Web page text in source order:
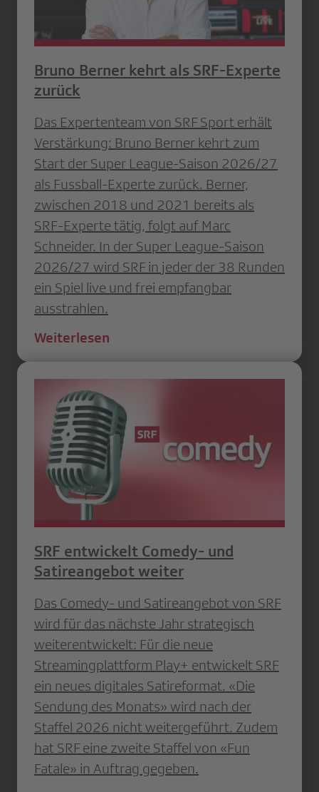
Bruno Berner kehrt als SRF-Experte
zurück
Das Expertenteam von SRF Sport erhält
Verstärkung: Bruno Berner kehrt zum
Start der Super League-Saison 2026/27
als Fussball-Experte zurück. Berner,
zwischen 2018 und 2021 bereits als
SRF-Experte tätig, folgt auf Marc
Schneider. In der Super League-Saison
2026/27 wird SRF in jeder der 38 Runden
ein Spiel live und frei empfangbar
ausstrahlen.
Weiterlesen
SRF entwickelt Comedy- und
Satireangebot weiter
Das Comedy- und Satireangebot von SRF
wird für das nächste Jahr strategisch
weiterentwickelt: Für die neue
Streamingplattform Play+ entwickelt SRF
ein neues digitales Satireformat. «Die
Sendung des Monats» wird nach der
Staffel 2026 nicht weitergeführt. Zudem
hat SRF eine zweite Staffel von «Fun
Fatale» in Auftrag gegeben.